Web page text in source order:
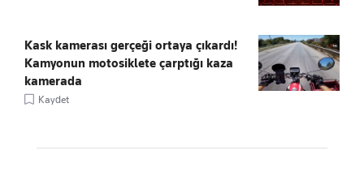
Kask kamerası gerçeği ortaya çıkardı!
Kamyonun motosiklete çarptığı kaza
kamerada
Kaydet